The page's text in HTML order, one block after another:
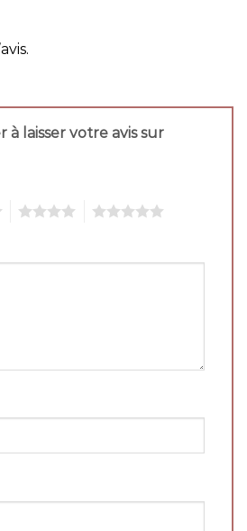
à laisser votre avis sur